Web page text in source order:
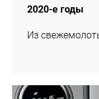
2020-е годы
Из
подробнее